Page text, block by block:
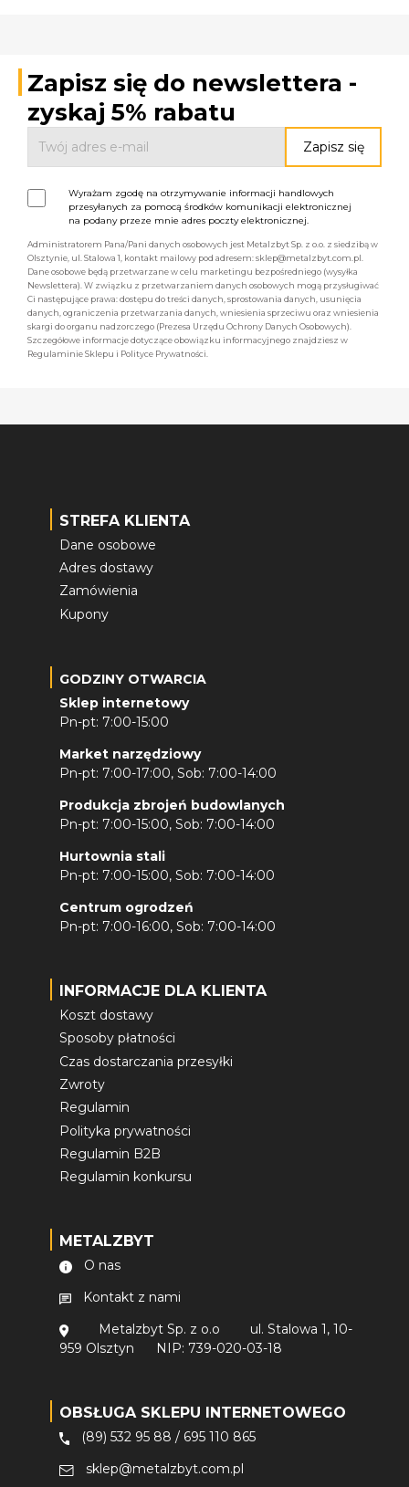
Zapisz się do newslettera -
zyskaj 5% rabatu
Wyrażam zgodę na otrzymywanie informacji handlowych
przesyłanych za pomocą środków komunikacji elektronicznej
na podany przeze mnie adres poczty elektronicznej.
Administratorem Pana/Pani danych osobowych jest Metalzbyt Sp. z o.o. z siedzibą w
Olsztynie, ul. Stalowa 1, kontakt mailowy pod adresem: sklep@metalzbyt.com.pl.
Dane osobowe będą przetwarzane w celu marketingu bezpośredniego (wysyłka
Newslettera). W związku z przetwarzaniem danych osobowych mogą przysługiwać
Ci następujące prawa: dostępu do treści danych, sprostowania danych, usunięcia
danych, ograniczenia przetwarzania danych, wniesienia sprzeciwu oraz wniesienia
skargi do organu nadzorczego (Prezesa Urzędu Ochrony Danych Osobowych).
Szczegółowe informacje dotyczące obowiązku informacyjnego znajdziesz w
Regulaminie Sklepu i Polityce Prywatności.
STREFA KLIENTA
Dane osobowe
Adres dostawy
Zamówienia
Kupony
GODZINY OTWARCIA
Sklep internetowy
Pn-pt: 7:00-15:00
Market narzędziowy
Pn-pt: 7:00-17:00, Sob: 7:00-14:00
Produkcja zbrojeń budowlanych
Pn-pt: 7:00-15:00, Sob: 7:00-14:00
Hurtownia stali
Pn-pt: 7:00-15:00, Sob: 7:00-14:00
Centrum ogrodzeń
Pn-pt: 7:00-16:00, Sob: 7:00-14:00
INFORMACJE DLA KLIENTA
Koszt dostawy
Sposoby płatności
Czas dostarczania przesyłki
Zwroty
Regulamin
Polityka prywatności
Regulamin B2B
Regulamin konkursu
METALZBYT
O nas
Kontakt z nami
Metalzbyt Sp. z o.o
ul. Stalowa 1, 10-
959 Olsztyn
NIP: 739-020-03-18
OBSŁUGA SKLEPU INTERNETOWEGO
(89) 532 95 88 / 695 110 865
sklep@metalzbyt.com.pl